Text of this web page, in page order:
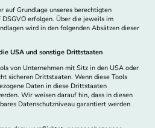
auf Grundlage unseres berechtigten
erfolgen. Über die jeweils im
wird in den folgenden Absätzen dieser
USA und sonstige Drittstaaten
von Unternehmen mit Sitz in den USA oder
sicheren Drittstaaten. Wenn diese Tools
Daten in diese Drittstaaten
Wir weisen darauf hin, dass in diesen
Datenschutzniveau garantiert werden